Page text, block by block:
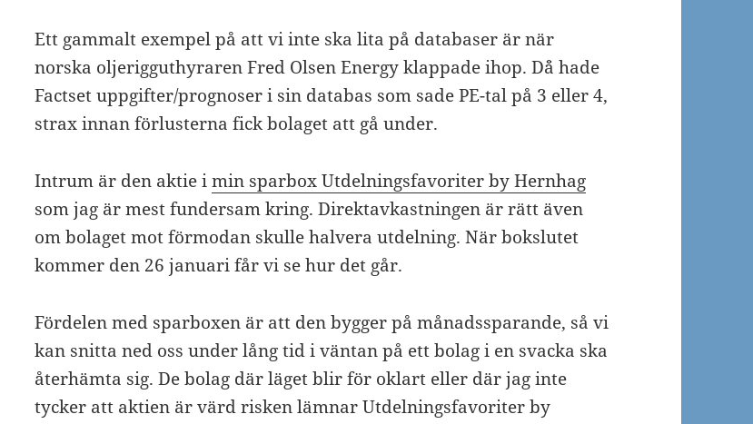
Ett gammalt exempel på att vi inte ska lita på databaser är när
norska oljerigguthyraren Fred Olsen Energy klappade ihop. D¨å hade
Factset uppgifter/prognoser i sin databas som sade PE-tal på 3 eller 4,
strax innan förlusterna fick bolaget att gå under.
Intrum är den aktie imin sparbox Utdelningsfavoriter by Hernhag
som jag är mest fundersam kring. Direktavkastningen är rätt även
om bolaget mot förmodan skulle halvera utdelning. När bokslutet
kommer den 26 januari får vi se hur det går.
Fördelen med sparboxen är att den bygger på månadssparande, så vi
kan snitta ned oss under lång tid i väntan på ett bolag i en svacka ska
återhämta sig. De bolag där läget blir för oklart eller där jag inte
tycker att aktien är värd risken lämnar Utdelningsfavoriter by